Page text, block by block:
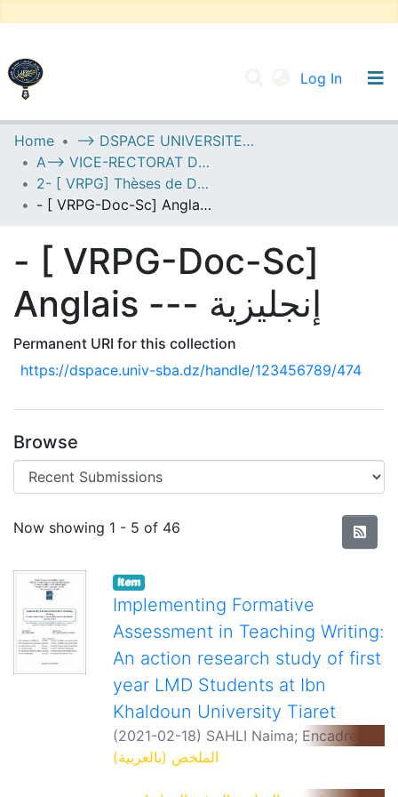
Log In
UNIVERSITY OF D.L SIDI BEL ABBES
Communities & Collections
All of DSpace
Home
--> DSPACE UNIVERSITE DJILALLI LIABES DE SIDI BEL ABBES
A--> VICE-RECTORAT DE LA POST-GRADUATION
2- [ VRPG] Thèses de Doctorat en Sciences
- [ VRPG-Doc-Sc] Anglais --- إنجليزية
- [ VRPG-Doc-Sc]
Anglais --- إنجليزية
Permanent URI for this collection
https://dspace.univ-sba.dz/handle/123456789/474
Browse
Recent Submissions
Now showing 1 - 5 of 46
Item
Implementing Formative
Assessment in Teaching Writing:
An action research study of first
year LMD Students at Ibn
Khaldoun University Tiaret
(2021-02-18) SAHLI Naima; Encadreur:
BOUHASS BENAISSI Fawzia
الملخص (بالعربية)